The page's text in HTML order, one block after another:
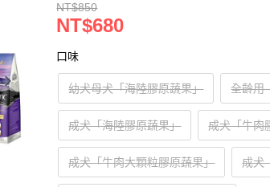
NT$850
NT$680
口味
幼犬母犬「海陸膠原蔬果」 全齡用
成犬「海陸膠原蔬果」 成犬「牛肉
成犬「牛肉大顆粒膠原蔬果」 成犬